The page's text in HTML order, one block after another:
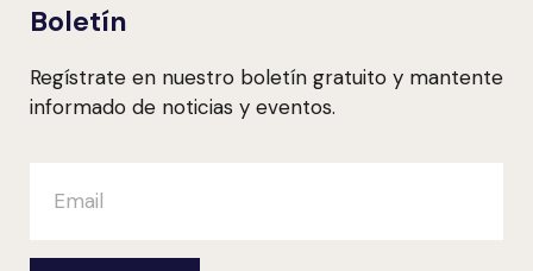
Boletín
Regístrate en nuestro boletín gratuito y mantente
informado de noticias y eventos.